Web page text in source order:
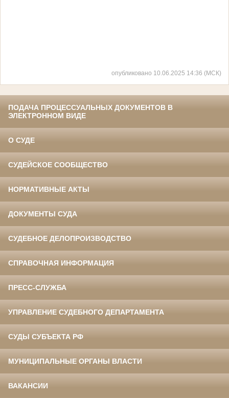
опубликовано 10.06.2025 14:36 (МСК)
ПОДАЧА ПРОЦЕССУАЛЬНЫХ ДОКУМЕНТОВ В
ЭЛЕКТРОННОМ ВИДЕ
О СУДЕ
СУДЕЙСКОЕ СООБЩЕСТВО
НОРМАТИВНЫЕ АКТЫ
ДОКУМЕНТЫ СУДА
СУДЕБНОЕ ДЕЛОПРОИЗВОДСТВО
СПРАВОЧНАЯ ИНФОРМАЦИЯ
ПРЕСС-СЛУЖБА
УПРАВЛЕНИЕ СУДЕБНОГО ДЕПАРТАМЕНТА
СУДЫ СУБЪЕКТА РФ
МУНИЦИПАЛЬНЫЕ ОРГАНЫ ВЛАСТИ
ВАКАНСИИ